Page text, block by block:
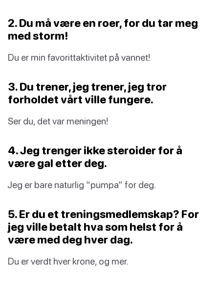
2. Du må være en roer, for du tar meg
med storm!
Du er min favorittaktivitet på vannet!
3. Du trener, jeg trener, jeg tror
forholdet vårt ville fungere.
Ser du, det var meningen!
4. Jeg trenger ikke steroider for å
være gal etter deg.
Jeg er bare naturlig “pumpa” for deg.
5. Er du et treningsmedlemskap? For
jeg ville betalt hva som helst for å
være med deg hver dag.
Du er verdt hver krone, og mer.